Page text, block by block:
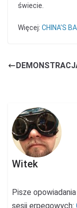
świecie.
Więcej: CHINA’S
Witek
Pisze
sesji erpegowych: